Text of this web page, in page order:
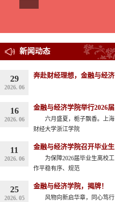
新闻动态
29
2026. 06
奔赴财经理想，金融与经济
16
2026. 06
金融与经济学院举行2026届
六月盛夏，栀子飘香。上海
财经大学浙江学院
11
2026. 06
金融与经济学院召开毕业生
为保障2026届毕业生离校工
作平稳有序、规范
25
2026. 05
金融与经济学院，揭牌！
风物向新启华章，同心笃行